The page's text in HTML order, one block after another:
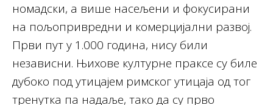
номадски, а више насељени и фокусирани
на пољопривредни и комерцијални развој.
Први пут у 1.000 година, нису били
независни. Њихове културне праксе су биле
дубоко под утицајем римског утицаја од тог
тренутка па надаље, тако да су прво